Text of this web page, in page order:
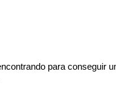
para conseguir